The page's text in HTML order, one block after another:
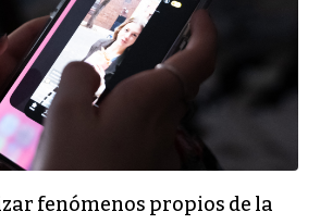
fenómenos propios de la